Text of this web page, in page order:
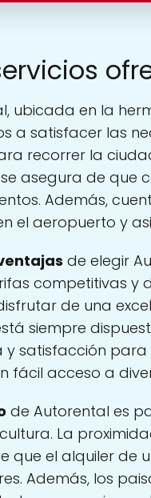
ubicada en la
a satisfacer las
recorrer la
asegura de que
Además,
el aeropuerto y
de elegir
competitivas y
de una
siempre
y satisfacción para
fácil acceso a
de Autorental es
La
que el alquiler de
Además, los